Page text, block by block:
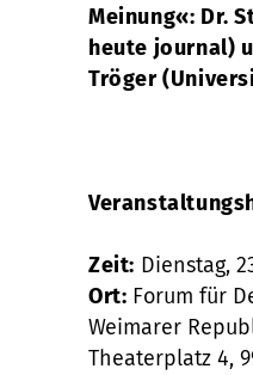
Meinung«: Dr.
heute journal)
Tröger
Zeit: Dienstag,
Ort: Forum für
Weimarer
Theaterplatz 4,